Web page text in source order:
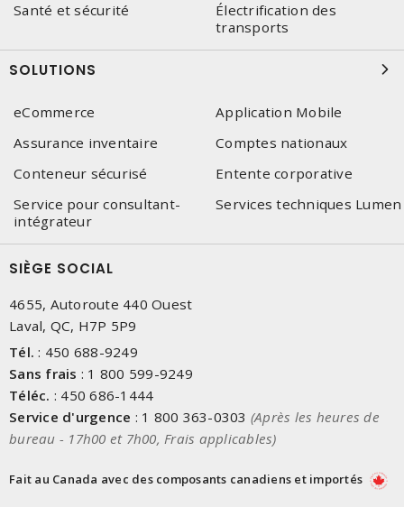
Santé et sécurité
Électrification des
transports
SOLUTIONS
eCommerce
Application Mobile
Assurance inventaire
Comptes nationaux
Conteneur sécurisé
Entente corporative
Service pour consultant-
intégrateur
Services techniques Lumen
SIÈGE SOCIAL
4655, Autoroute 440 Ouest
Laval, QC, H7P 5P9
Tél. : 450 688-9249
Sans frais : 1 800 599-9249
Téléc. : 450 686-1444
Service d'urgence : 1 800 363-0303 (Après les heures de
bureau - 17h00 et 7h00, Frais applicables)
Fait au Canada avec des composants canadiens et importés